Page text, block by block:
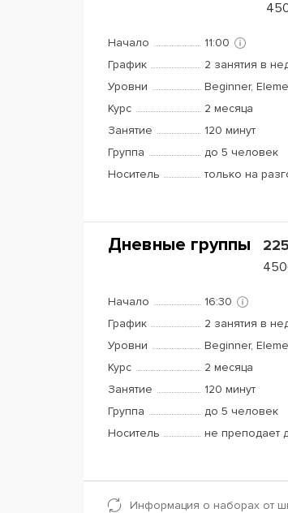
Начало
11:00
График
2 занятия в
Уровни
Beginner,
Курс
2 месяца
Занятие
120 минут
Группа
до 5 человек
Носитель
только на
Дневные группы
Начало
16:30
График
2 занятия в
Уровни
Beginner,
Курс
2 месяца
Занятие
120 минут
Группа
до 5 человек
Носитель
не преподает
Информация о наборах от